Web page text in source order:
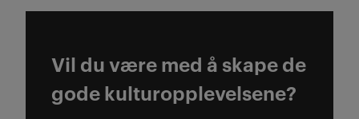
Vil du være med å skape de
gode kulturopplevelsene?